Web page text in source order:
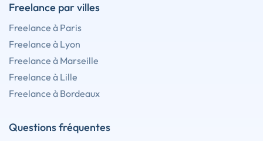
Freelance par villes
Freelance à Paris
Freelance à Lyon
Freelance à Marseille
Freelance à Lille
Freelance à Bordeaux
Questions fréquentes